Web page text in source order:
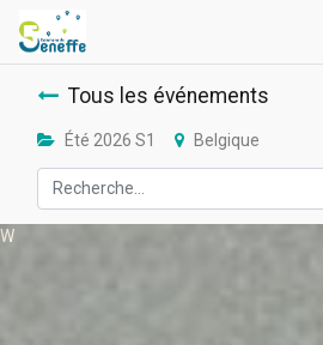
Tous les événements
Été 2026 S1 Belgique
W